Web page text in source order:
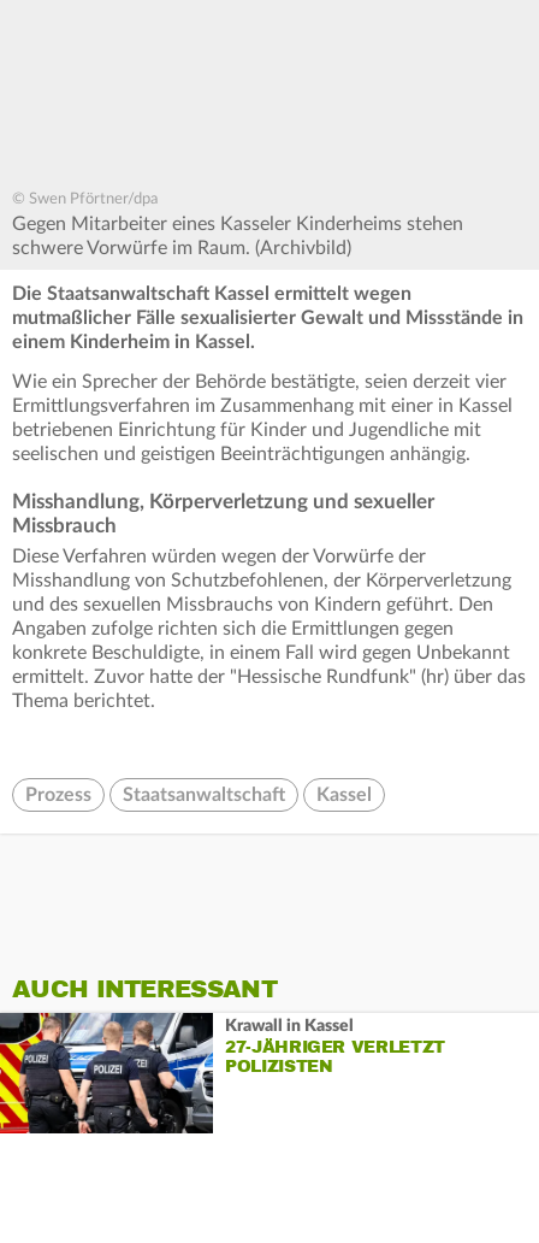
© Swen Pförtner/dpa
Gegen Mitarbeiter eines Kasseler Kinderheims stehen
schwere Vorwürfe im Raum. (Archivbild)
Die Staatsanwaltschaft Kassel ermittelt wegen
mutmaßlicher Fälle sexualisierter Gewalt und Missstände in
einem Kinderheim in Kassel.
Wie ein Sprecher der Behörde bestätigte, seien derzeit vier
Ermittlungsverfahren im Zusammenhang mit einer in Kassel
betriebenen Einrichtung für Kinder und Jugendliche mit
seelischen und geistigen Beeinträchtigungen anhängig.
Misshandlung, Körperverletzung und sexueller
Missbrauch
Diese Verfahren würden wegen der Vorwürfe der
Misshandlung von Schutzbefohlenen, der Körperverletzung
und des sexuellen Missbrauchs von Kindern geführt. Den
Angaben zufolge richten sich die Ermittlungen gegen
konkrete Beschuldigte, in einem Fall wird gegen Unbekannt
ermittelt. Zuvor hatte der "Hessische Rundfunk" (hr) über das
Thema berichtet.
Prozess Staatsanwaltschaft Kassel
AUCH INTERESSANT
Krawall in Kassel
27-JÄHRIGER VERLETZT
POLIZISTEN